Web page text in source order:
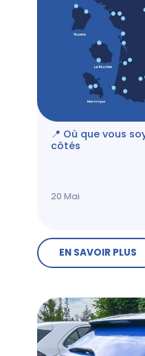
📍 Où que vous
côtés
20 Mai
EN SAVOIR PLUS